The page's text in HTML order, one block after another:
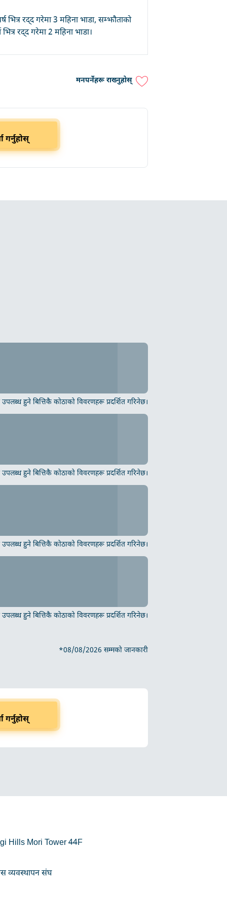
भित्र रद्द गरेमा 3 महिना भाडा, सम्झौताको
भित्र रद्द गरेमा 2 महिना भाडा।
मनपर्नेहरू राख्नुहोस्
गर्नुहोस्
हुने बित्तिकै कोठाको विवरणहरू प्रदर्शित गरिनेछ।
हुने बित्तिकै कोठाको विवरणहरू प्रदर्शित गरिनेछ।
हुने बित्तिकै कोठाको विवरणहरू प्रदर्शित गरिनेछ।
हुने बित्तिकै कोठाको विवरणहरू प्रदर्शित गरिनेछ।
*08/08/2026 सम्मको जानकारी
गर्नुहोस्
Hills Mori Tower 44F
व्यवस्थापन संघ